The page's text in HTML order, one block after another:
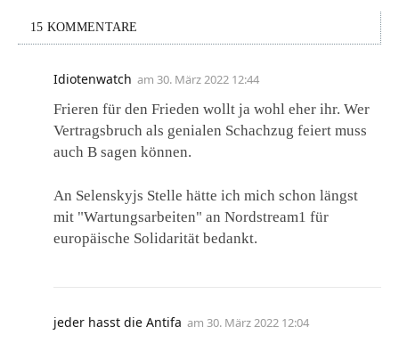
15 KOMMENTARE
Idiotenwatch am 30. März 2022 12:44
Frieren für den Frieden wollt ja wohl eher ihr. Wer
Vertragsbruch als genialen Schachzug feiert muss
auch B sagen können.
An Selenskyjs Stelle hätte ich mich schon längst
mit "Wartungsarbeiten" an Nordstream1 für
europäische Solidarität bedankt.
jeder hasst die Antifa am 30. März 2022 12:04